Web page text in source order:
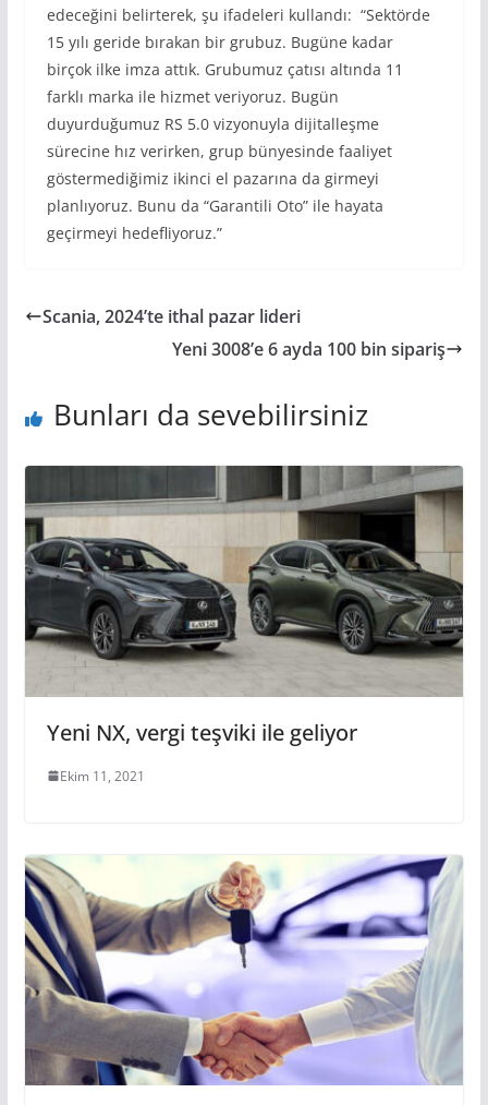
edeceğini belirterek, şu ifadeleri kullandı: “Sektörde
15 yılı geride bırakan bir grubuz. Bugüne kadar
birçok ilke imza attık. Grubumuz çatısı altında 11
farklı marka ile hizmet veriyoruz. Bugün
duyurduğumuz RS 5.0 vizyonuyla dijitalleşme
sürecine hız verirken, grup bünyesinde faaliyet
göstermediğimiz ikinci el pazarına da girmeyi
planlıyoruz. Bunu da “Garantili Oto” ile hayata
geçirmeyi hedefliyoruz.”
Scania, 2024’te ithal pazar lideri
Yeni 3008’e 6 ayda 100 bin sipariş
Bunları da sevebilirsiniz
Yeni NX, vergi teşviki ile geliyor
Ekim 11, 2021